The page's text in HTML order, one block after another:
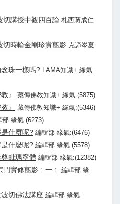
講授中觀四百論 札西蔣成仁
時輪金剛珍貴翦影 克諦岑夏
珠一樣嗎? LAMA知識+ 緣氣:
』 藏傳佛教知識+ 緣氣:(5875)
』 藏傳佛教知識+ 緣氣:(5346)
部 緣氣:(6273)
什麼呢? 編輯部 緣氣:(6476)
什麼呢? 編輯部 緣氣:(5578)
毗瑪寧體 編輯部 緣氣:(12382)
實修翦影﹝一﹞
編輯部 緣
切佛法講座 編輯部 緣氣: